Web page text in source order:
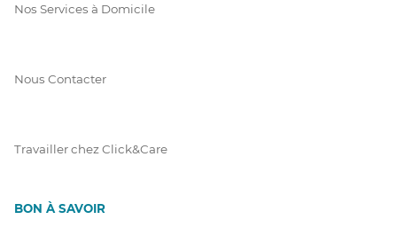
Nos Services à Domicile
Nous Contacter
Travailler chez Click&Care
BON À SAVOIR